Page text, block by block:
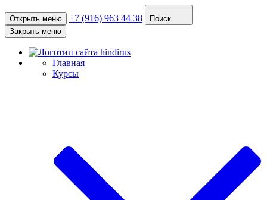
Открыть меню +7 (916) 963 44 38
Поиск
Закрыть меню
Главная
Курсы